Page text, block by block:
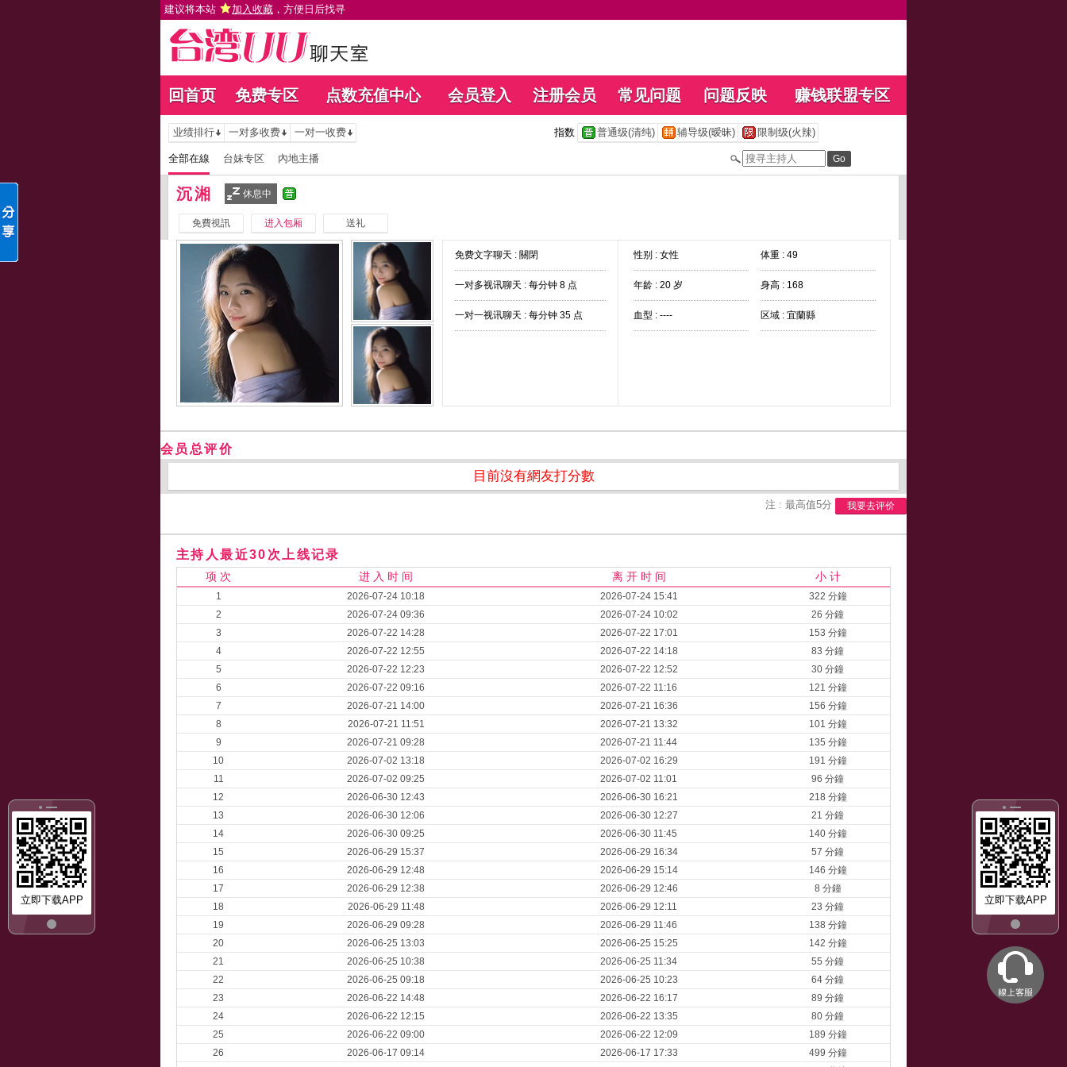
建议将本站 加入收藏 ，方便日后找寻
回首页 免费专区 点数充值中心 会员登入 注册会员 常见问题 问题反映 赚钱联盟专区
立即下载APP
立即下载APP
业绩排行 一对多收费 一对一收费 指数 普通级(清纯) 辅导级(暧昧) 限制级(火辣)
全部在線 台妹专区 內地主播
沉湘 休息中
免費視訊 进入包厢 送礼
免费文字聊天 : 關閉
一对多视讯聊天 : 每分钟 8 点
一对一视讯聊天 : 每分钟 35 点
性别 : 女性 体重 : 49
年龄 : 20 岁 身高 : 168
血型 : ---- 区域 : 宜蘭縣
会员总评价
目前沒有網友打分數
注 : 最高值5分 我要去评价
主持人最近30次上线记录
项 次 进 入 时 间 离 开 时 间 小 计
1 2026-07-24 10:18 2026-07-24 15:41
322 分鐘
2
2026-07-24 09:36 2026-07-24 10:02
26 分鐘
3
2026-07-22 14:28 2026-07-22 17:01
153 分鐘
4
2026-07-22 12:55 2026-07-22 14:18
83 分鐘
5
2026-07-22 12:23 2026-07-22 12:52
30 分鐘
6
2026-07-22 09:16 2026-07-22 11:16
121 分鐘
7
2026-07-21 14:00 2026-07-21 16:36
156 分鐘
8
2026-07-21 11:51 2026-07-21 13:32
101 分鐘
9
2026-07-21 09:28 2026-07-21 11:44
135 分鐘
10
2026-07-02 13:18 2026-07-02 16:29
191 分鐘
11
2026-07-02 09:25 2026-07-02 11:01
96 分鐘
12
2026-06-30 12:43 2026-06-30 16:21
218 分鐘
13
2026-06-30 12:06 2026-06-30 12:27
21 分鐘
14
2026-06-30 09:25 2026-06-30 11:45
140 分鐘
15
2026-06-29 15:37 2026-06-29 16:34
57 分鐘
16
2026-06-29 12:48 2026-06-29 15:14
146 分鐘
17
2026-06-29 12:38 2026-06-29 12:46
8 分鐘
18
2026-06-29 11:48 2026-06-29 12:11
23 分鐘
19
2026-06-29 09:28 2026-06-29 11:46
138 分鐘
20
2026-06-25 13:03 2026-06-25 15:25
142 分鐘
21
2026-06-25 10:38 2026-06-25 11:34
55 分鐘
22
2026-06-25 09:18 2026-06-25 10:23
64 分鐘
23
2026-06-22 14:48 2026-06-22 16:17
89 分鐘
24
2026-06-22 12:15 2026-06-22 13:35
80 分鐘
25
2026-06-22 09:00 2026-06-22 12:09
189 分鐘
26
2026-06-17 09:14 2026-06-17 17:33
499 分鐘